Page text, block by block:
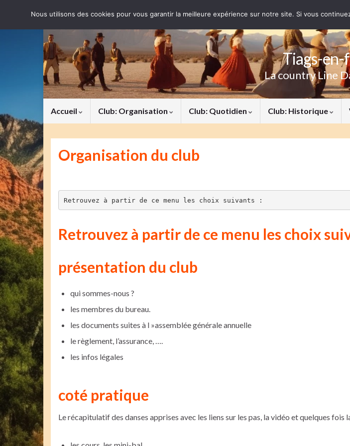
Tiags-
La country Line
Accueil Club: Organisation Club: Quotidien Club: Historique
Organisation du club
Retrouvez à partir de ce menu les choix suivants :
Retrouvez à partir de ce menu les choix
présentation du club
qui sommes-nous ?
les membres du bureau.
les documents suites à l »assemblée générale annuelle
le règlement, l’assurance, ….
les infos légales
coté pratique
Le récapitulatif des danses apprises avec les liens sur les pas, la vidéo et quelques fois
Nous utilisons des cookies pour vous garantir la meilleure expérience sur notre site. Si vous